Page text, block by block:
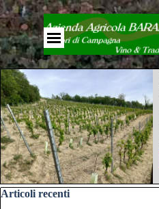
Vai ai contenuti
Salta menù
Salta blocco Articoli recenti
Articoli recenti